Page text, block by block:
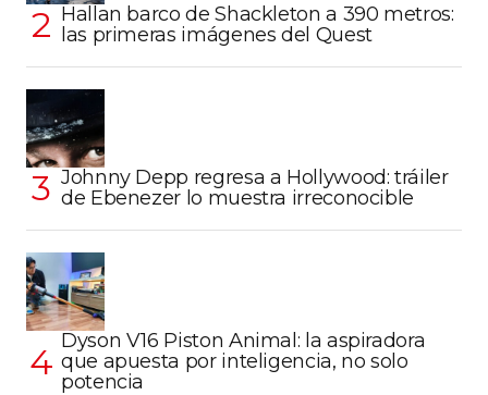
Hallan barco de Shackleton a 390 metros:
las primeras imágenes del Quest
Johnny Depp regresa a Hollywood: tráiler
de Ebenezer lo muestra irreconocible
Dyson V16 Piston Animal: la aspiradora
que apuesta por inteligencia, no solo
potencia